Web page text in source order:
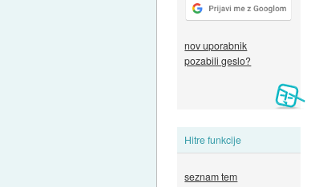
nov uporabnik
pozabili geslo?
Hitre funkcije
seznam tem